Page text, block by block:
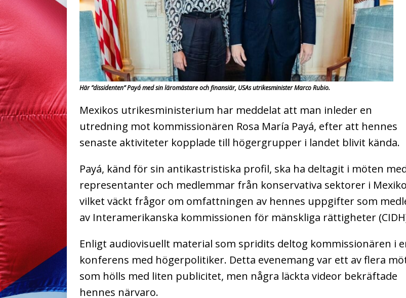
Här ”dissidenten” Payá med sin läromästare och finansiär, USAs utrikesminister Marco Rubio.
Mexikos utrikesministerium har meddelat att man inleder en
utredning mot kommissionären Rosa María Payá, efter att hennes
senaste aktiviteter kopplade till högergrupper i landet blivit kända.
Payá, känd för sin antikastristiska profil, ska ha deltagit i möten
representanter och medlemmar från konservativa sektorer i
vilket väckt frågor om omfattningen av hennes uppgifter som
av Interamerikanska kommissionen för mänskliga rättigheter
Enligt audiovisuellt material som spridits deltog kommissionären i
konferens med högerpolitiker. Detta evenemang var ett av flera
som hölls med liten publicitet, men några läckta videor bekräftade
hennes närvaro.